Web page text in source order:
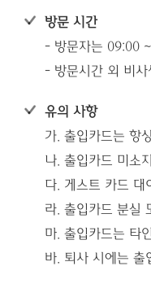
방문 시간
- 방문자는 09:00
- 방문시간 외 비
유의 사항
가. 출입카드는 항
나. 출입카드 미소
다. 게스트 카드 대
라. 출입카드 분실
마. 출입카드는 타
바. 퇴사 시에는 출